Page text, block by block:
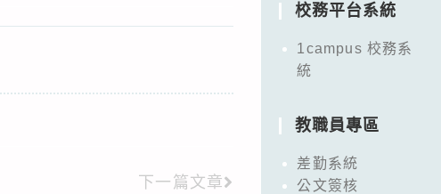
下一篇文章
校務平台系統
1campus 校務系
統
教職員專區
差勤系統
公文簽核